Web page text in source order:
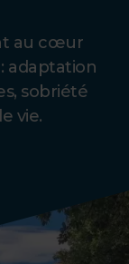
au cœur
adaptation
sobriété
vie.